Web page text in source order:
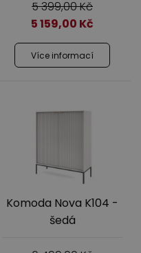
5 399,00Kč
5 159,00 Kč
Více informací
Komoda Nova K104 -
šedá